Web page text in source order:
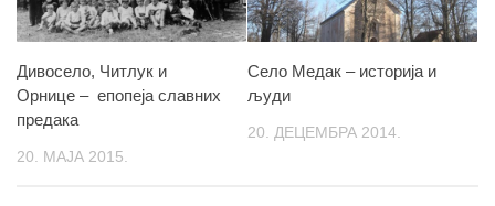
Дивосело, Читлук и
Орнице – епопеја славних
предака
20. МАЈА 2015.
Село Медак – историја и
људи
20. ДЕЦЕМБРА 2014.